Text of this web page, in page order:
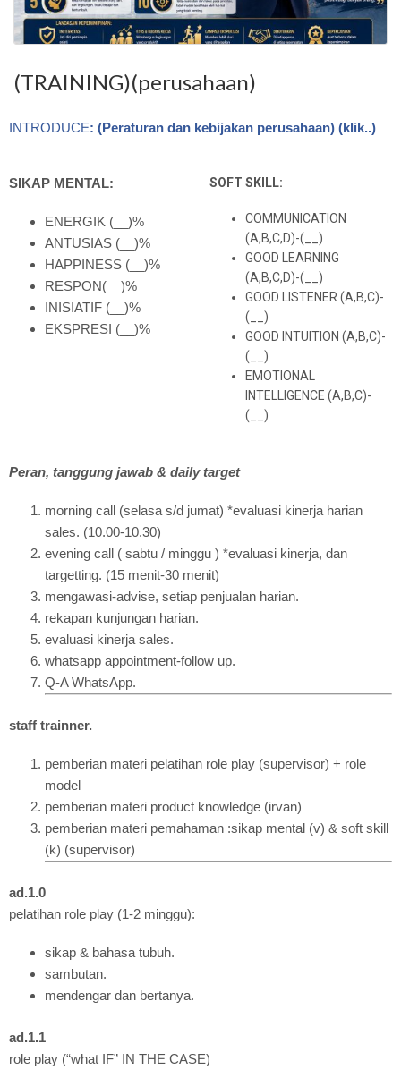
(TRAINING)(perusahaan)
INTRODUCE: (Peraturan dan kebijakan perusahaan) (klik..)
SIKAP MENTAL:
ENERGIK (__)%
ANTUSIAS (__)%
HAPPINESS (__)%
RESPON(__)%
INISIATIF (__)%
EKSPRESI (__)%
SOFT SKILL:
COMMUNICATION
(A,B,C,D)-(__)
GOOD LEARNING
(A,B,C,D)-(__)
GOOD LISTENER (A,B,C)-
(__)
GOOD INTUITION (A,B,C)-
(__)
EMOTIONAL
INTELLIGENCE (A,B,C)-
(__)
Peran, tanggung jawab & daily target
morning call (selasa s/d jumat) *evaluasi kinerja harian
sales. (10.00-10.30)
evening call ( sabtu / minggu ) *evaluasi kinerja, dan
targetting. (15 menit-30 menit)
mengawasi-advise, setiap penjualan harian.
rekapan kunjungan harian.
evaluasi kinerja sales.
whatsapp appointment-follow up.
Q-A WhatsApp.
staff trainner.
pemberian materi pelatihan role play (supervisor) + role
model
pemberian materi product knowledge (irvan)
pemberian materi pemahaman :sikap mental (v) & soft skill
(k) (supervisor)
ad.1.0
pelatihan role play (1-2 minggu):
sikap & bahasa tubuh.
sambutan.
mendengar dan bertanya.
ad.1.1
role play (“what IF” IN THE CASE)